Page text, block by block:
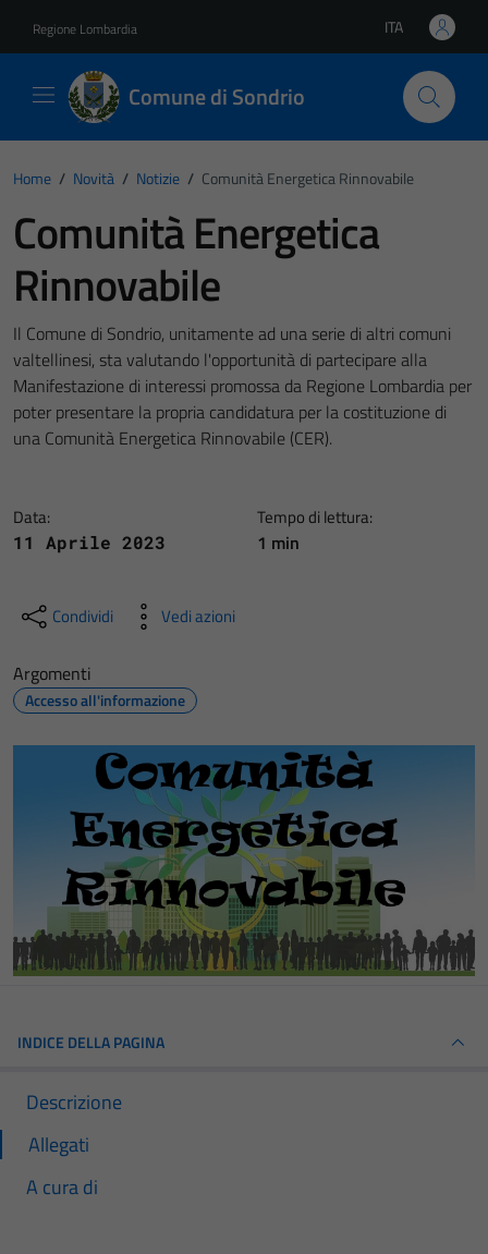
Regione Lombardia Lingua attiva:
ITA
Comune di Sondrio
Home / Novità / Notizie / Comunità Energetica Rinnovabile
Comunità Energetica
Rinnovabile
Il Comune di Sondrio, unitamente ad una serie di altri comuni
valtellinesi, sta valutando l'opportunità di partecipare alla
Manifestazione di interessi promossa da Regione Lombardia per
poter presentare la propria candidatura per la costituzione di
una Comunità Energetica Rinnovabile (CER).
Data:
11 Aprile 2023
Tempo di lettura:
1 min
Condividi Vedi azioni
Argomenti
Accesso all'informazione
INDICE DELLA PAGINA
Descrizione
Allegati
A cura di